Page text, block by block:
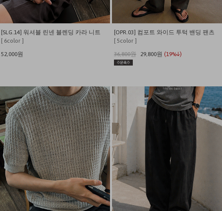
[SLG.14] 워셔블 린넨 블렌딩 카라 니트
[ 6color ]
52,000원
[OPR.03] 컴포트 와이드 투턱 밴딩 팬츠
[ 5color ]
36,800원
29,800원 (19%↓)